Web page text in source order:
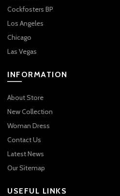
Cockfosters BP
Los Angeles
Chicago
Las Vegas
INFORMATION
About Store
New Collection
Woman Dress
Contact Us
Latest News
Our Sitemap
USEFUL LINKS